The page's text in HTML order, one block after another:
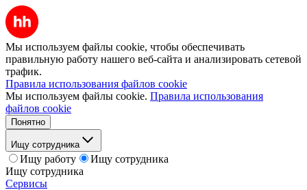
Мы используем файлы cookie, чтобы обеспечивать
правильную работу нашего веб-сайта и анализировать сетевой
трафик.
Правила использования файлов cookie
Мы используем файлы cookie. Правила использования
файлов cookie
Понятно
Ищу сотрудника
Ищу работу
Ищу сотрудника
Ищу сотрудника
Сервисы